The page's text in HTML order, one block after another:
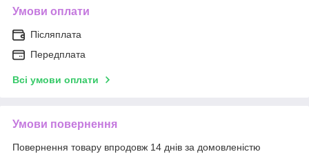
Умови оплати
Післяплата
Передплата
Всі умови оплати
Умови повернення
Повернення товару впродовж 14 днів за домовленістю